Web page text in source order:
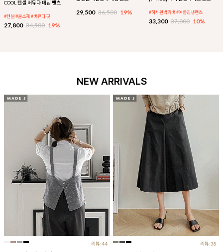
COOL 텐셀 버뮤다 데님 팬츠
#텐셀 #쿨소재 #버뮤다 핏
27,800 34,500 19%
29,500 36,500 19% #하체완벽커버 #여름인생팬츠
33,300 37,000 10%
NEW ARRIVALS
리뷰:44
리뷰:38